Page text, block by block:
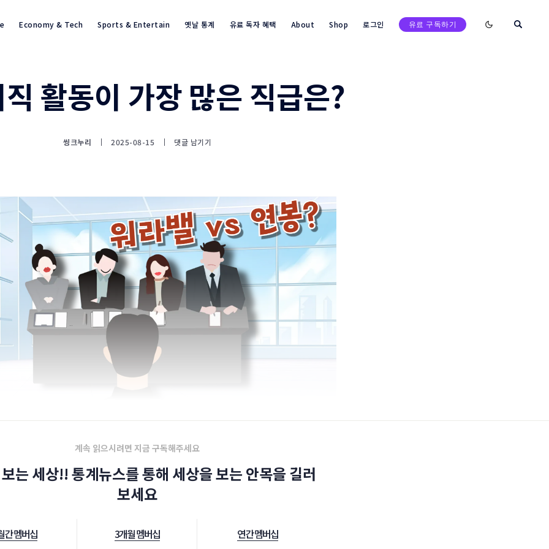
Economy & Tech Sports & Entertain 옛날 통계 유료 독자 혜택 About Shop 로그인 유료 구독하기 Enable dark mode
통계뉴스(www.statnews.net) 검색
활동이 가장 많은 직급은?
씽크누리 2025-08-15 댓글 남기기
계속 읽으시려면 지금 구독해주세요
는 세상!! 통계뉴스를 통해 세상을 보는 안목을 길러
보세요
간 멤버십 3개월 멤버십 연간 멤버십